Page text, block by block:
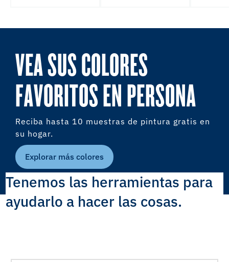
VEA SUS COLORES
FAVORITOS EN PERSONA
Reciba hasta 10 muestras de pintura gratis en
su hogar.
Explorar más colores
Tenemos las herramientas para
ayudarlo a hacer las cosas.